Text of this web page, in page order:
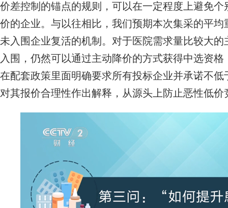
价差控制的锚点的规则，可以在一定程度上避免
价的企业。与以往相比，我们预期本次集采的平
未入围企业复活的机制。对于医院需求量比较大
入围，仍然可以通过主动降价的方式获得中选资
在配套政策里面明确要求所有投标企业并承诺不
对其报价合理性作出解释，从源头上防止恶性低价